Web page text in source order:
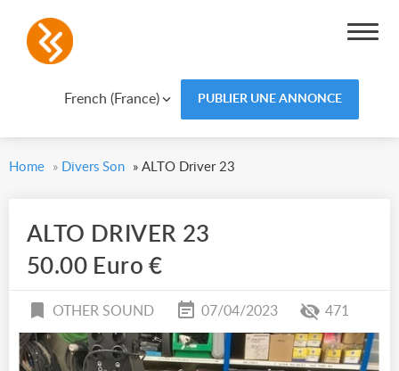
French (France) PUBLIER UNE ANNONCE
Home » Divers Son » ALTO Driver 23
ALTO DRIVER 23
50.00 Euro €
OTHER SOUND 07/04/2023 471